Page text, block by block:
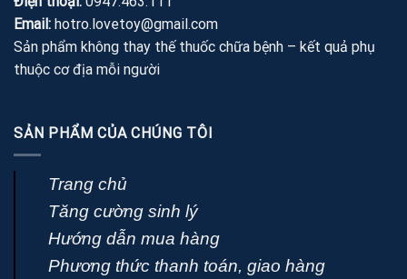
Email: hotro.lovetoy@gmail.com
Sản phẩm không thay thế thuốc chữa bệnh – kết quả phụ
thuộc cơ địa mỗi người
SẢN PHẨM CỦA CHÚNG TÔI
Trang chủ
Tăng cường sinh lý
Hướng dẫn mua hàng
Phương thức thanh toán, giao hàng